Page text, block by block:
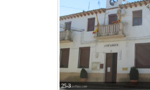
25-3